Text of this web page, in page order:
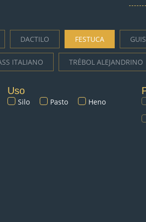
DACTILO FESTUCA
ITALIANO TRÉBOL ALEJANDRINO
Uso
Silo Pasto Heno